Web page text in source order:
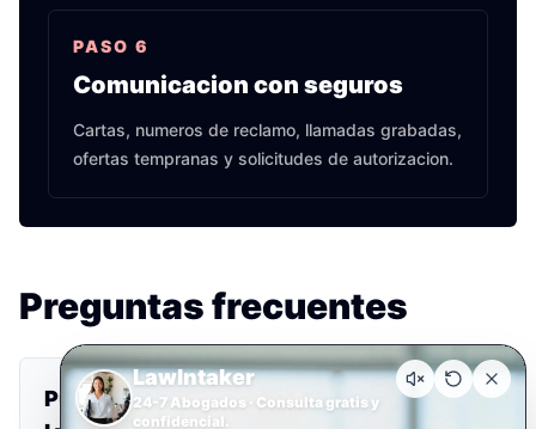
PASO 6
Comunicacion con seguros
Cartas, numeros de reclamo, llamadas grabadas,
ofertas tempranas y solicitudes de autorizacion.
Preguntas frecuentes
Puedo reclamar si era pasajero de Uber o
LawIntaker
24-7 Abogados · Consulta gratis y
confidencial.